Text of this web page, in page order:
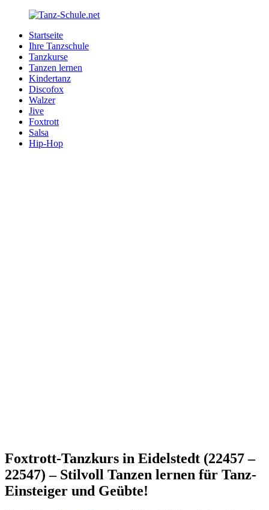
Zurück
Inhalt
Tanz-
Schule.net
Ihre
Tanzschule
Internet
Startseite
Ihre Tanzschule
Tanzkurse
Tanzen lernen
Kindertanz
Discofox
Walzer
Jive
Foxtrott
Salsa
Hip-Hop
Foxtrott-Tanzkurs in Eidelstedt (22457 –
22547) – Stilvoll Tanzen lernen für Tanz-
Einsteiger und Geübte!